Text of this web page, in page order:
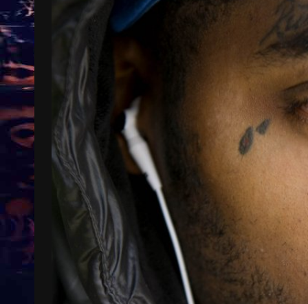
Treinkaartjes worden duurder,
abonnementen verdwijnen